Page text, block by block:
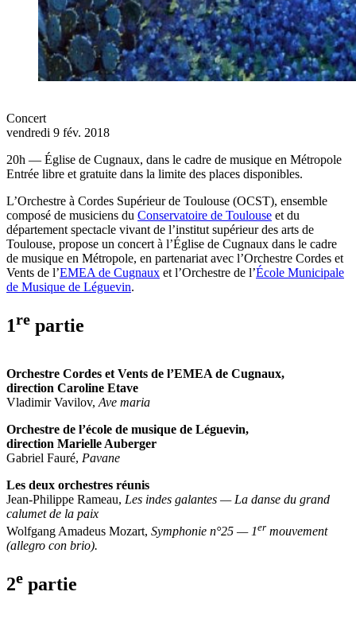
Concert
vendredi 9 fév. 2018
20h — Église de Cugnaux, dans le cadre de musique en Métropole
Entrée libre et gratuite dans la limite des places disponibles.
L’Orchestre à Cordes Supérieur de Toulouse (OCST), ensemble
composé de musiciens du Conservatoire de Toulouse et du
département spectacle vivant de l’institut supérieur des arts de
Toulouse, propose un concert à l’Église de Cugnaux dans le cadre
de musique en Métropole, en partenariat avec l’Orchestre Cordes et
Vents de l’EMEA de Cugnaux et l’Orchestre de l’École Municipale
de Musique de Léguevin.
1re partie
Orchestre Cordes et Vents de l’EMEA de Cugnaux,
direction Caroline Etave
Vladimir Vavilov, Ave maria
Orchestre de l’école de musique de Léguevin,
direction Marielle Auberger
Gabriel Fauré, Pavane
Les deux orchestres réunis
Jean-Philippe Rameau, Les indes galantes — La danse du grand
calumet de la paix
Wolfgang Amadeus Mozart, Symphonie n°25 — 1er mouvement
(allegro con brio).
2e partie